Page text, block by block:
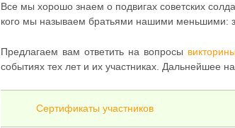
Все мы хорошо знаем о подвигах советских
кого мы называем братьями нашими меньшими:
Предлагаем вам ответить на вопросы викторины
событиях тех лет и их участниках. Дальнейшее
Сертификаты участников